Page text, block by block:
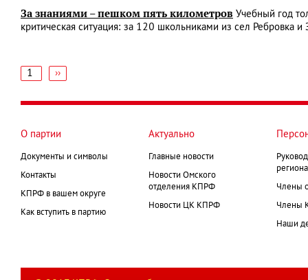
За знаниями – пешком пять километров Учебный год
критическая ситуация: за 120 школьниками из сел Ребровка
страниц
1
Следующая
››
О партии
Документы и символы
Контакты
КПРФ в вашем округе
Как вступить в партию
Актуально
Главные новости
Новости Омского
отделения КПРФ
Новости ЦК КПРФ
Члены
Члены
Наши